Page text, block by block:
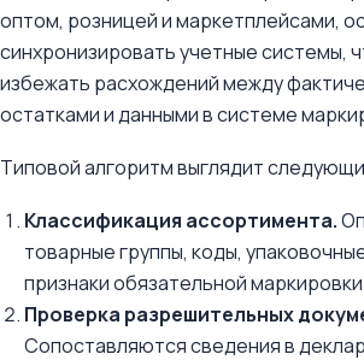
оптом, розницей и маркетплейсами,
синхронизировать учетные системы,
избежать расхождений между
остатками и данными в системе
Типовой алгоритм выглядит
Классификация ассортимента.
товарные группы, коды,
признаки обязательной
Проверка разрешительных
Сопоставляются сведения в